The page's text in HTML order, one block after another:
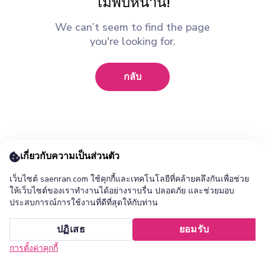
We can’t seem to find the page
you're looking for.
กลับ
หน้าแรก
ยกเลิก ติดตั้ง
เกี่ยวกับความเป็นส่วนตัว
เว็บไซต์ saenran.com ใช้คุกกี้และเทคโนโลยีที่คล้ายคลึงกันเพื่อช่วย
ให้เว็บไซต์ของเราทำงานได้อย่างราบรื่น ปลอดภัย และช่วยมอบ
ประสบการณ์การใช้งานที่ดีที่สุดให้กับท่าน
ปฏิเสธ ยอมรับ
การตั้งค่าคุกกี้